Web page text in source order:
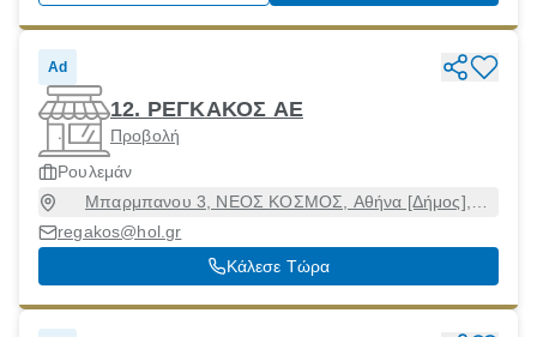
Ad
12. ΡΕΓΚΑΚΟΣ ΑΕ
Προβολή
Ρουλεμάν
Μπαρμπανου 3, ΝΕΟΣ ΚΟΣΜΟΣ, Αθήνα [Δήμος],
regakos@hol.gr
Κάλεσε Τώρα